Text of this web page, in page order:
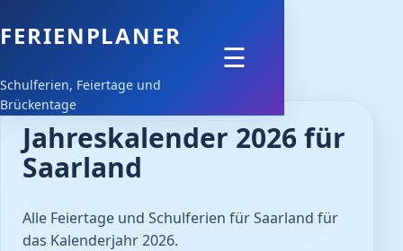
FERIENPLANER
Schulferien, Feiertage und
Brückentage
Feiertage
Schulferien
Downloads
☰
Jahreskalender 2026 für
Saarland
Alle Feiertage und Schulferien für Saarland für
das Kalenderjahr 2026.